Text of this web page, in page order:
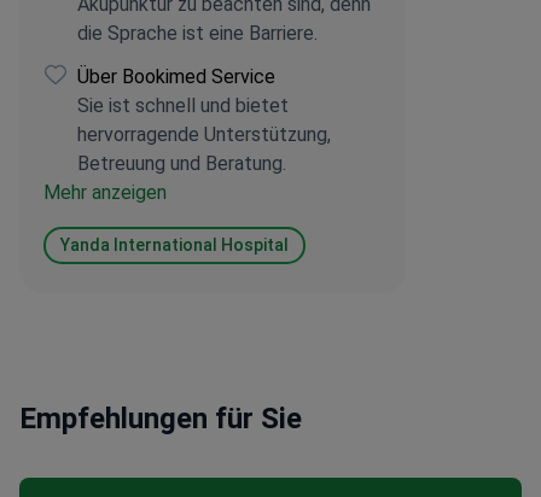
die Sprache ist eine Barriere.
Über Bookimed Service
Sie ist schnell und bietet
hervorragende Unterstützung,
Betreuung und Beratung.
Mehr anzeigen
Yanda International Hospital
Empfehlungen für Sie